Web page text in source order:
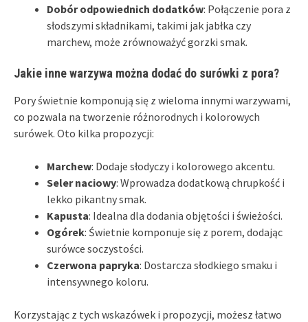
Dobór odpowiednich dodatków: Połączenie pora z
słodszymi składnikami, takimi jak jabłka czy
marchew, może zrównoważyć gorzki smak.
Jakie inne warzywa można dodać do surówki z pora?
Pory świetnie komponują się z wieloma innymi warzywami,
co pozwala na tworzenie różnorodnych i kolorowych
surówek. Oto kilka propozycji:
Marchew: Dodaje słodyczy i kolorowego akcentu.
Seler naciowy: Wprowadza dodatkową chrupkość i
lekko pikantny smak.
Kapusta: Idealna dla dodania objętości i świeżości.
Ogórek: Świetnie komponuje się z porem, dodając
surówce soczystości.
Czerwona papryka: Dostarcza słodkiego smaku i
intensywnego koloru.
Korzystając z tych wskazówek i propozycji, możesz łatwo